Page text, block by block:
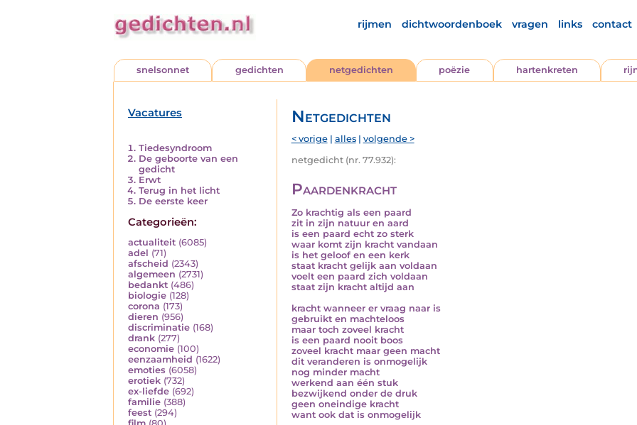
rijmen dichtwoordenboek vragen links contact
snelsonnet gedichten netgedichten poëzie hartenkreten
Vacatures
Tiedesyndroom
De geboorte van een
gedicht
Erwt
Terug in het licht
De eerste keer
Categorieën:
actualiteit (6085)
adel (71)
afscheid (2343)
algemeen (2731)
bedankt (486)
biologie (128)
corona (173)
dieren (956)
discriminatie (168)
drank (277)
economie (100)
eenzaamheid (1622)
emoties (6058)
erotiek (732)
ex-liefde (692)
familie (388)
feest (294)
Netgedichten
< vorige| alles| volgende >
netgedicht (nr. 77.932):
Paardenkracht
Zo krachtig als een paard
zit in zijn natuur en aard
is een paard echt zo sterk
waar komt zijn kracht vandaan
is het geloof en een kerk
staat kracht gelijk aan voldaan
voelt een paard zich voldaan
staat zijn kracht altijd aan
kracht wanneer er vraag naar is
gebruikt en machteloos
maar toch zoveel kracht
is een paard nooit boos
zoveel kracht maar geen macht
dit veranderen is onmogelijk
nog minder macht
werkend aan één stuk
bezwijkend onder de druk
geen oneindige kracht
want ook dat is onmogelijk